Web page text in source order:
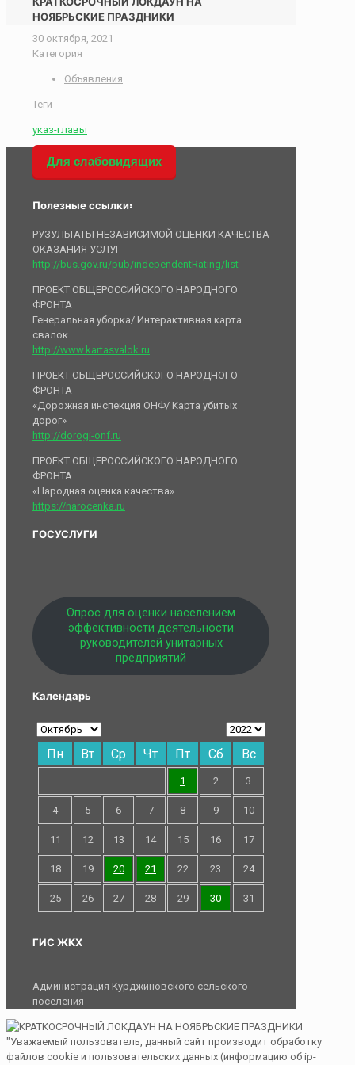
НОЯБРЬСКИЕ ПРАЗДНИКИ
30 октября, 2021
Категория
Объявления
Теги
указ-главы
Для слабовидящих
Полезные ссылки:
РУЗУЛЬТАТЫ НЕЗАВИСИМОЙ ОЦЕНКИ КАЧЕСТВА
ОКАЗАНИЯ УСЛУГ
http://bus.gov.ru/pub/independentRating/list
ПРОЕКТ ОБЩЕРОССИЙСКОГО НАРОДНОГО
ФРОНТА
Генеральная уборка/ Интерактивная карта
свалок
http://www.kartasvalok.ru
ПРОЕКТ ОБЩЕРОССИЙСКОГО НАРОДНОГО
ФРОНТА
«Дорожная инспекция ОНФ/ Карта убитых
дорог»
http://dorogi-onf.ru
ПРОЕКТ ОБЩЕРОССИЙСКОГО НАРОДНОГО
ФРОНТА
«Народная оценка качества»
https://narocenka.ru
ГОСУСЛУГИ
Опрос для оценки населением
эффективности деятельности
руководителей унитарных
предприятий
Календарь
Пн Вт Ср Чт Пт Сб Вс
1 2 3
4 5 6 7 8 9 10
11 12 13 14 15 16 17
18 19 20 21 22 23 24
25 26 27 28 29 30 31
ГИС ЖКХ
Администрация Курджиновского сельского
поселения
"Уважаемый пользователь, данный сайт производит обработку
файлов cookie и пользовательских данных (информацию об ip-